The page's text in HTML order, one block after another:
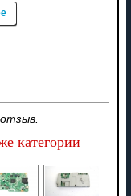
категории